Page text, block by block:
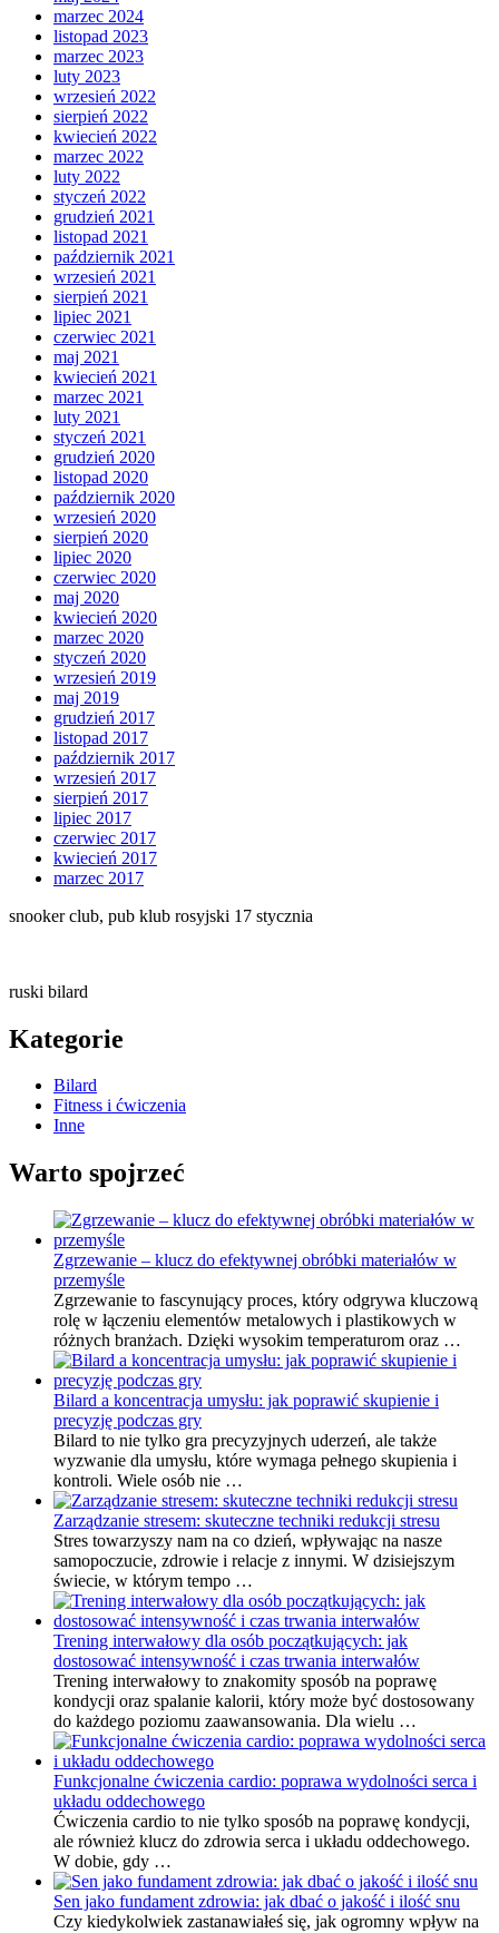
marzec 2024
listopad 2023
marzec 2023
luty 2023
wrzesień 2022
sierpień 2022
kwiecień 2022
marzec 2022
luty 2022
styczeń 2022
grudzień 2021
listopad 2021
październik 2021
wrzesień 2021
sierpień 2021
lipiec 2021
czerwiec 2021
maj 2021
kwiecień 2021
marzec 2021
luty 2021
styczeń 2021
grudzień 2020
listopad 2020
październik 2020
wrzesień 2020
sierpień 2020
lipiec 2020
czerwiec 2020
maj 2020
kwiecień 2020
marzec 2020
styczeń 2020
wrzesień 2019
maj 2019
grudzień 2017
listopad 2017
październik 2017
wrzesień 2017
sierpień 2017
lipiec 2017
czerwiec 2017
kwiecień 2017
marzec 2017
snooker club, pub klub rosyjski 17 stycznia
ruski bilard
Kategorie
Bilard
Fitness i ćwiczenia
Inne
Warto spojrzeć
Zgrzewanie – klucz do efektywnej obróbki materiałów w
przemyśle
Zgrzewanie to fascynujący proces, który odgrywa kluczową
rolę w łączeniu elementów metalowych i plastikowych w
różnych branżach. Dzięki wysokim temperaturom oraz …
Bilard a koncentracja umysłu: jak poprawić skupienie i
precyzję podczas gry
Bilard to nie tylko gra precyzyjnych uderzeń, ale także
wyzwanie dla umysłu, które wymaga pełnego skupienia i
kontroli. Wiele osób nie …
Zarządzanie stresem: skuteczne techniki redukcji stresu
Stres towarzyszy nam na co dzień, wpływając na nasze
samopoczucie, zdrowie i relacje z innymi. W dzisiejszym
świecie, w którym tempo …
Trening interwałowy dla osób początkujących: jak
dostosować intensywność i czas trwania interwałów
Trening interwałowy to znakomity sposób na poprawę
kondycji oraz spalanie kalorii, który może być dostosowany
do każdego poziomu zaawansowania. Dla wielu …
Funkcjonalne ćwiczenia cardio: poprawa wydolności serca i
układu oddechowego
Ćwiczenia cardio to nie tylko sposób na poprawę kondycji,
ale również klucz do zdrowia serca i układu oddechowego.
W dobie, gdy …
Sen jako fundament zdrowia: jak dbać o jakość i ilość snu
Czy kiedykolwiek zastanawiałeś się, jak ogromny wpływ na